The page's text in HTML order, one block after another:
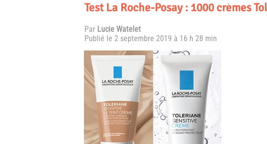
Test La Roche-Posay : 1000 crèmes
Par Lucie Watelet
Publié le 2 septembre 2019 à 16 h 28 min